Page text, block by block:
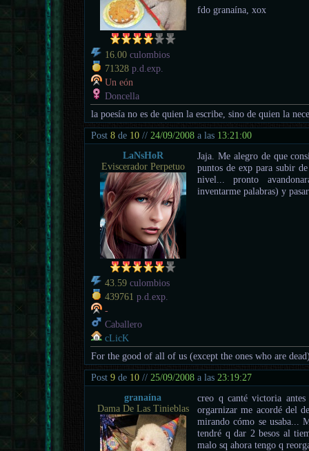
16.00 culombios
71328 p.d.exp.
Un eón
Doncella
fdo granaína, xox
la poesía no es de quien la escribe, sino de quien la
Post8 de 10 //24/09/2008 a las 13:21:00
LaNsHoR
Eviscerador Perpetuo
43.59 culombios
439761 p.d.exp.
-
Caballero
cLicK
Jaja. Me alegro de que
puntos de exp para subir
nivel... pronto
inventarme palabras) y
For the good of all of us (except the ones who are
Post9 de 10 // 25/09/2008 a las 23:19:27
granaína
Dama De Las Tinieblas
creo q canté victoria
orgarnizar me acordé del
mirando cómo se usaba...
tendré q dar 2 besos al
malo sq ahora tengo q